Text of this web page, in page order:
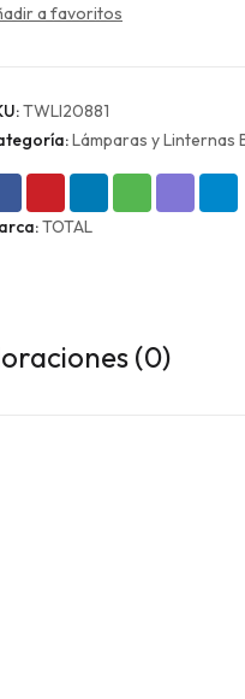
Lúmenes
Cargador
Total
cantidad
a favoritos
TWLI20881
Lámparas y Linternas
TOTAL
(0)